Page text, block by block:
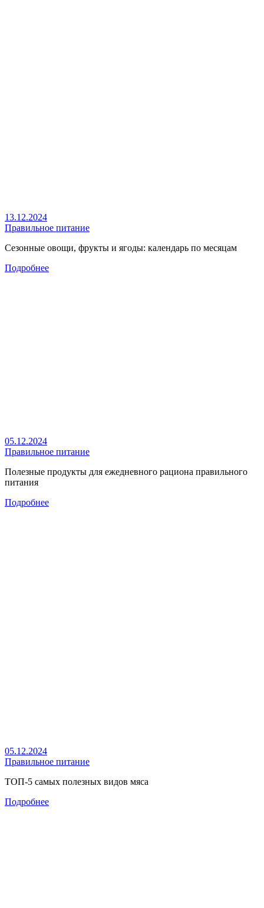
13.12.2024
Правильное питание
Сезонные овощи, фрукты и ягоды: календарь по месяцам
Подробнее
05.12.2024
Правильное питание
Полезные продукты для ежедневного рациона правильного
питания
Подробнее
05.12.2024
Правильное питание
ТОП-5 самых полезных видов мяса
Подробнее